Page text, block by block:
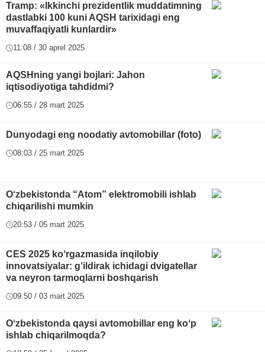
Tramp: «Ikkinchi prezidentlik muddatimning
dastlabki 100 kuni AQSH tarixidagi eng
muvaffaqiyatli kunlardir»
11:08 / 30 aprel 2025
AQSHning yangi bojlari: Jahon
iqtisodiyotiga tahdidmi?
06:55 / 28 mart 2025
Dunyodagi eng noodatiy avtomobillar (foto)
08:03 / 25 mart 2025
O‘zbekistonda “Atom” elektromobili ishlab
chiqarilishi mumkin
20:53 / 05 mart 2025
CES 2025 ko‘rgazmasida inqilobiy
innovatsiyalar: g‘ildirak ichidagi dvigatellar
va neyron tarmoqlarni boshqarish
09:50 / 03 mart 2025
Oʻzbekistonda qaysi avtomobillar eng koʻp
ishlab chiqarilmoqda?